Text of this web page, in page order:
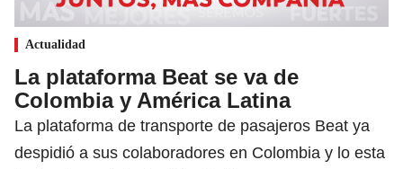
Actualidad
La plataforma Beat se va de
Colombia y América Latina
La plataforma de transporte de pasajeros Beat ya
despidió a sus colaboradores en Colombia y lo esta